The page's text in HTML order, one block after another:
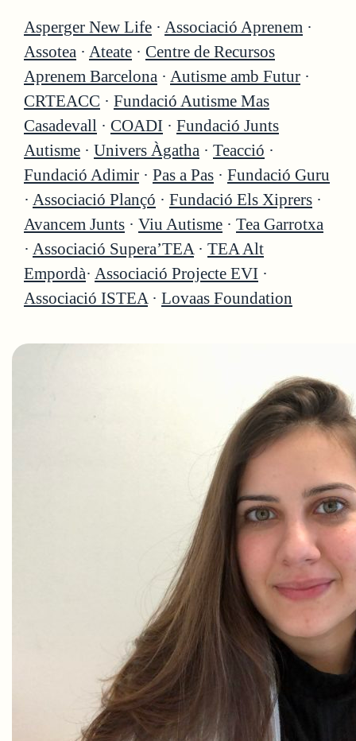
Asperger New Life · Associació Aprenem ·
Assotea · Ateate · Centre de Recursos
Aprenem Barcelona · Autisme amb Futur ·
CRTEACC · Fundació Autisme Mas
Casadevall · COADI · Fundació Junts
Autisme · Univers Àgatha · Teacció ·
Fundació Adimir · Pas a Pas · Fundació Guru
· Associació Plançó · Fundació Els Xiprers ·
Avancem Junts · Viu Autisme · Tea Garrotxa
· Associació Supera’TEA · TEA Alt
Empordà· Associació Projecte EVI ·
Associació ISTEA · Lovaas Foundation